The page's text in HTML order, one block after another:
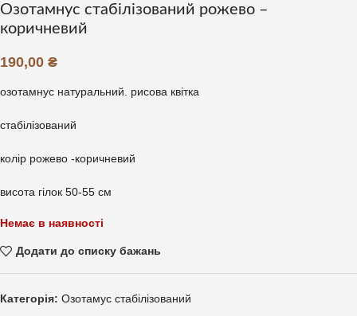
Озотамнус стабілізований рожево –
коричневий
190,00 ₴
озотамнус натуральний. рисова квітка
стабілізований
колір рожево -коричневий
висота гілок 50-55 см
Немає в наявності
Додати до списку бажань
Категорія: Озотамус стабілізований